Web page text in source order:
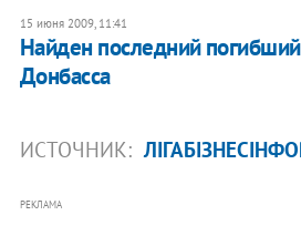
15 июня 2009, 11:41
Найден последний
Донбасса
ИСТОЧНИК:
РЕКЛАМА